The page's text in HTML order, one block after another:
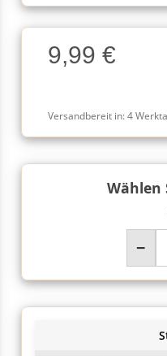
Charge
Charge9,99 €
Versandbereit in:4
Wählen
−